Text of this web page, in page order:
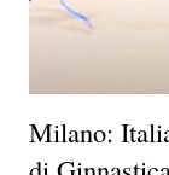
Milano: